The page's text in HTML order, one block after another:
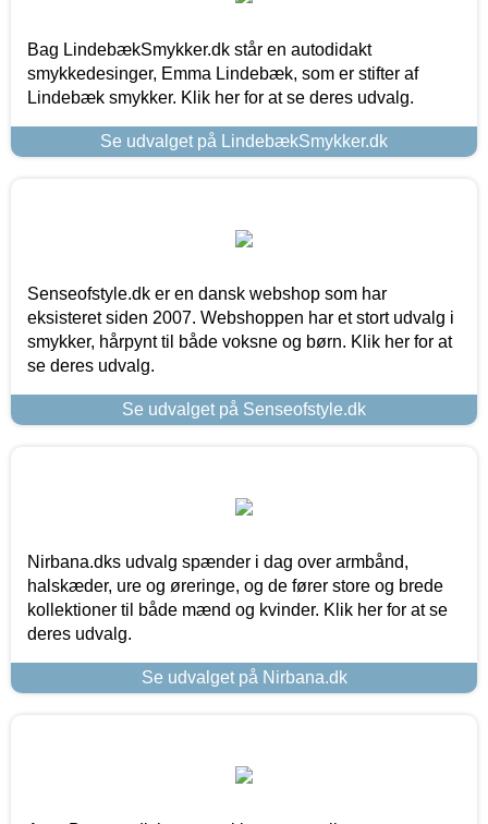
Bag LindebækSmykker.dk står en autodidakt
smykkedesinger, Emma Lindebæk, som er stifter af
Lindebæk smykker. Klik her for at se deres udvalg.
Se udvalget på LindebækSmykker.dk
Senseofstyle.dk er en dansk webshop som har
eksisteret siden 2007. Webshoppen har et stort udvalg i
smykker, hårpynt til både voksne og børn. Klik her for at
se deres udvalg.
Se udvalget på Senseofstyle.dk
Nirbana.dks udvalg spænder i dag over armbånd,
halskæder, ure og øreringe, og de fører store og brede
kollektioner til både mænd og kvinder. Klik her for at se
deres udvalg.
Se udvalget på Nirbana.dk